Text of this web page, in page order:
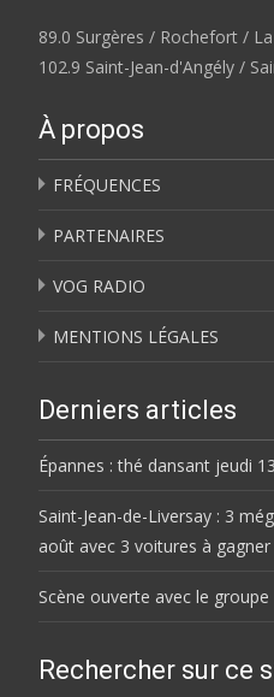
89.0 Surgères / Rochefort /
102.9 Saint-Jean-d'Angély /
À propos
FRÉQUENCES
PARTENAIRES
VOG RADIO
MENTIONS LÉGALES
Derniers articles
Épannes : thé dansant jeudi
Saint-Jean-de-Liversay : 3
août avec 3 voitures à gagner
Scène ouverte avec le groupe
Rechercher sur ce